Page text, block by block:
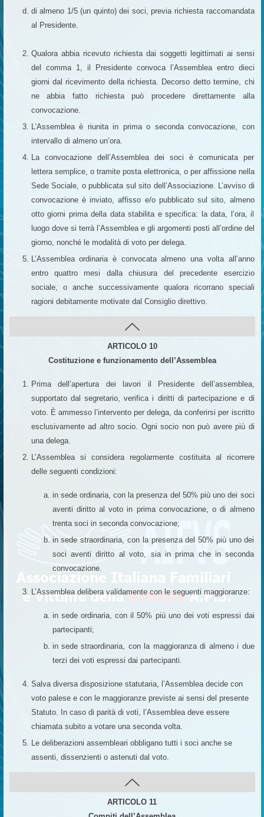
di almeno 1/5 (un quinto) dei soci, previa richiesta raccomandata
al Presidente.
Qualora abbia ricevuto richiesta dai soggetti legittimati ai sensi
del comma 1, il Presidente convoca l’Assemblea entro dieci
giorni dal ricevimento della richiesta. Decorso detto termine, chi
ne abbia fatto richiesta può procedere direttamente alla
convocazione.
L’Assemblea è riunita in prima o seconda convocazione, con
intervallo di almeno un’ora.
La convocazione dell’Assemblea dei soci è comunicata per
lettera semplice, o tramite posta elettronica, o per affissione nella
Sede Sociale, o pubblicata sul sito dell’Associazione. L’avviso di
convocazione è inviato, affisso e/o pubblicato sul sito, almeno
otto giorni prima della data stabilita e specifica: la data, l’ora, il
luogo dove si terrà l’Assemblea e gli argomenti posti all’ordine del
giorno, nonché le modalità di voto per delega.
L’Assemblea ordinaria è convocata almeno una volta all’anno
entro quattro mesi dalla chiusura del precedente esercizio
sociale, o anche successivamente qualora ricorrano speciali
ragioni debitamente motivate dal Consiglio direttivo.
ARTICOLO 10
Costituzione e funzionamento dell’Assemblea
Prima dell’apertura dei lavori il Presidente dell’assemblea,
supportato dal segretario, verifica i diritti di partecipazione e di
voto. È ammesso l’intervento per delega, da conferirsi per iscritto
esclusivamente ad altro socio. Ogni socio non può avere più di
una delega.
L’Assemblea si considera regolarmente costituita al ricorrere
delle seguenti condizioni:
in sede ordinaria, con la presenza del 50% più uno dei soci
aventi diritto al voto in prima convocazione, o di almeno
trenta soci in seconda convocazione;
in sede straordinaria, con la presenza del 50% più uno dei
soci aventi diritto al voto, sia in prima che in seconda
convocazione.
L’Assemblea delibera validamente con le seguenti maggioranze:
in sede ordinaria, con il 50% più uno dei voti espressi dai
partecipanti;
in sede straordinaria, con la maggioranza di almeno i due
terzi dei voti espressi dai partecipanti.
Salva diversa disposizione statutaria, l’Assemblea decide con
voto palese e con le maggioranze previste ai sensi del presente
Statuto. In caso di parità di voti, l’Assemblea deve essere
chiamata subito a votare una seconda volta.
Le deliberazioni assembleari obbligano tutti i soci anche se
assenti, dissenzienti o astenuti dal voto.
ARTICOLO 11